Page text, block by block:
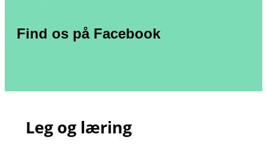
Find os på Facebook
Leg og læring